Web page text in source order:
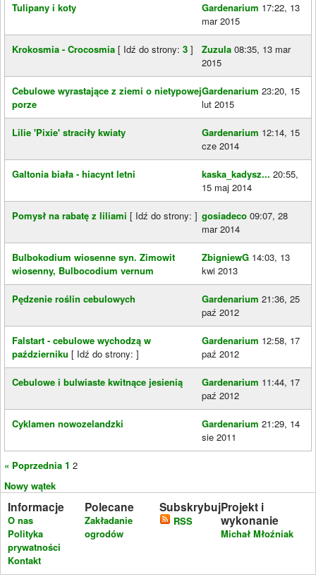
Tulipany i koty Gardenarium 17:22, 13
mar 2015
Krokosmia - Crocosmia [ Idź do strony: 3 ] Zuzula 08:35, 13 mar
2015
Cebulowe wyrastające z ziemi o nietypowej
porze
Gardenarium 23:20, 15
lut 2015
Lilie 'Pixie' straciły kwiaty Gardenarium 12:14, 15
cze 2014
Galtonia biała - hiacynt letni kaska_kadysz... 20:55,
15 maj 2014
Pomysł na rabatę z liliami [ Idź do strony: ] gosiadeco 09:07, 28
mar 2014
Bulbokodium wiosenne syn. Zimowit
wiosenny, Bulbocodium vernum
ZbigniewG 14:03, 13
kwi 2013
Pędzenie roślin cebulowych Gardenarium 21:36, 25
paź 2012
Falstart - cebulowe wychodzą w
październiku [ Idź do strony: ]
Gardenarium 12:58, 17
paź 2012
Cebulowe i bulwiaste kwitnące jesienią Gardenarium 11:44, 17
paź 2012
Cyklamen nowozelandzki Gardenarium 21:29, 14
sie 2011
« Poprzednia 1 2
Nowy wątek
Informacje
O nas
Polityka
prywatności
Kontakt
Polecane
Zakładanie
ogrodów
Subskrybuj
RSS
Projekt i
wykonanie
Michał Młoźniak